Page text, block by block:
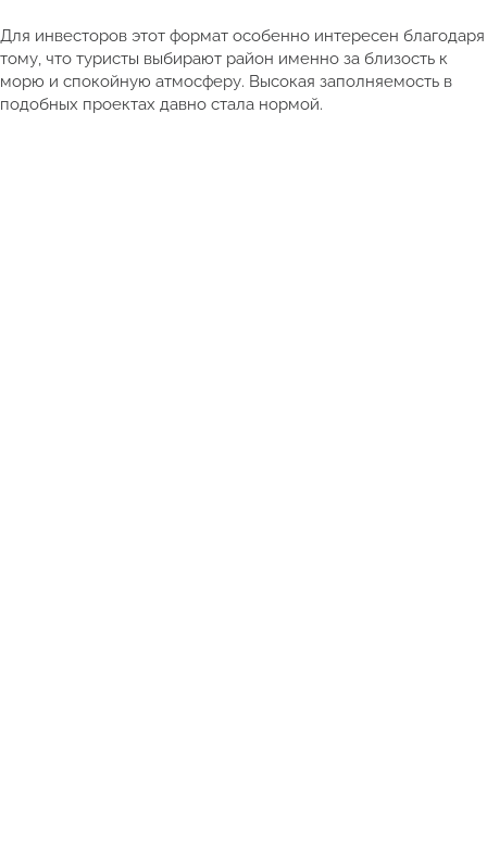
Для инвесторов этот формат особенно интересен благодаря
тому, что туристы выбирают район именно за близость к
морю и спокойную атмосферу. Высокая заполняемость в
подобных проектах давно стала нормой.